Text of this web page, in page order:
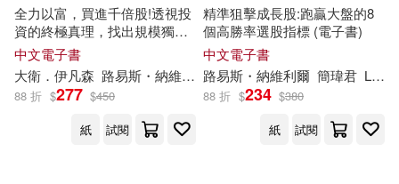
鞋包配件(212) 票券(5)
寵物生活(60) 玲廊滿藝(1)
電子書閱讀器(3) 電子書(966)
(英)柯南道爾(51)
亞瑟．柯南．道爾(44)
柯南‧道爾(41)
Warner Classics(430)
Universal(399)
Deutsche Grammophon(293)
展開
配送方式 (可複選)
全力以富，買進千倍股!透視投
資的終極真理，找出規模獨占
與超額報酬的成長股 (電子書)
中文電子書
大衛．伊凡森 路易斯 ・ 納維利爾 呂佩憶
88 折 $277 $450
紙
試閱
精準狙擊成長股:跑贏大盤的8
個高勝率選股指標 (電子書)
中文電子書
路易斯 ・ 納維利爾 簡瑋君 Louis Navellier
88 折 $234 $380
紙
試閱